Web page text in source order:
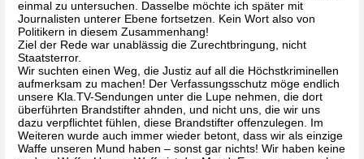
einmal zu untersuchen. Dasselbe möchte ich später mit
Journalisten unterer Ebene fortsetzen. Kein Wort also von
Politikern in diesem Zusammenhang!
Ziel der Rede war unablässig die Zurechtbringung, nicht
Staatsterror.
Wir suchten einen Weg, die Justiz auf all die Höchstkriminellen
aufmerksam zu machen! Der Verfassungsschutz möge endlich
unsere Kla.TV-Sendungen unter die Lupe nehmen, die dort
überführten Brandstifter ahnden, und nicht uns, die wir uns
dazu verpflichtet fühlen, diese Brandstifter offenzulegen. Im
Weiteren wurde auch immer wieder betont, dass wir als einzige
Waffe unseren Mund haben – sonst gar nichts! Wir haben keine